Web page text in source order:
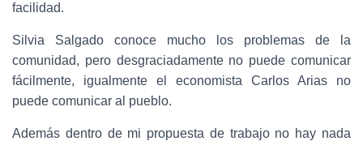
facilidad.
Silvia Salgado conoce mucho los problemas de la
comunidad, pero desgraciadamente no puede comunicar
fácilmente, igualmente el economista Carlos Arias no
puede comunicar al pueblo.
Además dentro de mi propuesta de trabajo no hay nada